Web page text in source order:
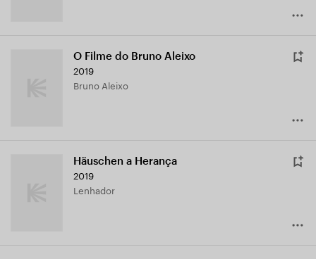
O Filme do Bruno Aleixo
2019
Bruno Aleixo
Häuschen a Herança
2019
Lenhador